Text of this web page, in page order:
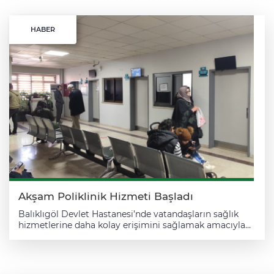
HABER
Akşam Poliklinik Hizmeti Başladı
Balıklıgöl Devlet Hastanesi’nde vatandaşların sağlık
hizmetlerine daha kolay erişimini sağlamak amacıyla